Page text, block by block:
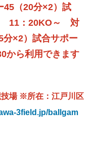
（20分×2）試
11：20KO～ 対
分×2）試合サポー
から利用できます
場 ※所在： 江戸川区
3field.jp/ballgam